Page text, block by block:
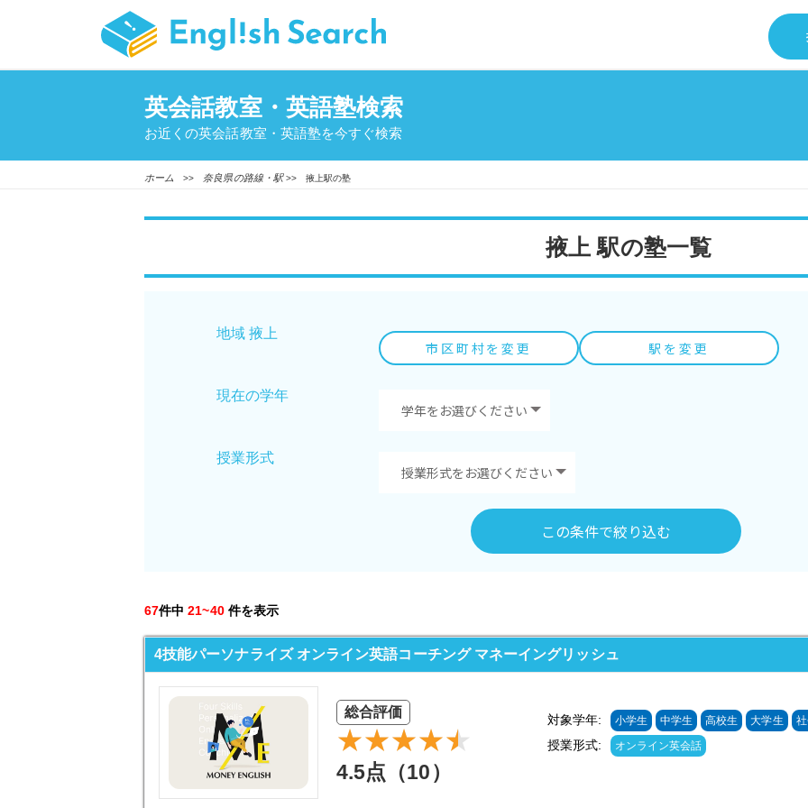
英会話教室・英語塾検索
お近くの英会話教室・英語塾を今すぐ検索
ホーム >> 奈良県の路線・駅>> 掖上駅の塾
掖上 駅の塾一覧
地域 掖上
市区町村を変更 駅を変更
現在の学年
授業形式
この条件で絞り込む
67件中21~40 件を表示
4技能パーソナライズ オンライン英語コーチング マネーイングリッシュ
総合評価
4.5点（10）
対象学年: 小学生 中学生 高校生 大学生
授業形式: オンライン英会話